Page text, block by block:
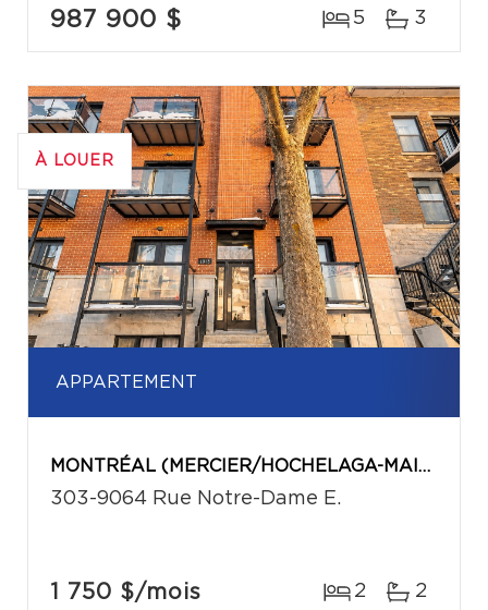
987 900 $ 5 3
À LOUER
APPARTEMENT
MONTRÉAL (MERCIER/HOCHELAGA-MAISONNEUVE)
303-9064 Rue Notre-Dame E.
1 750 $/mois 2 2